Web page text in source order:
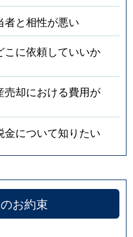
者と相性が悪い
に依頼していいか
却における費用が
について知りたい
お約束